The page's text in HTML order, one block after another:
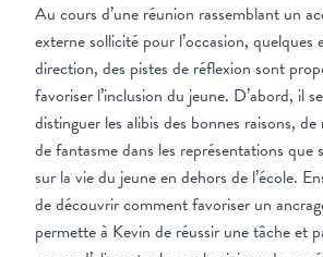
Au cours d’une réunion rassemblant un
externe sollicité pour l’occasion, quelques
direction, des pistes de réflexion sont
favoriser l’inclusion du jeune. D’abord, il
distinguer les alibis des bonnes raisons,
de fantasme dans les représentations que
sur la vie du jeune en dehors de l’école.
de découvrir comment favoriser un
permette à Kevin de réussir une tâche et